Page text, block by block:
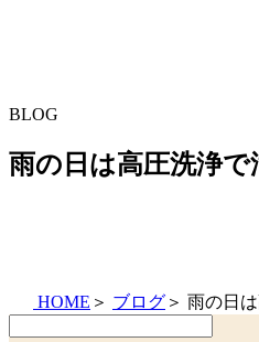
BLOG
雨の日は高圧洗浄で
HOME ＞ ブログ ＞ 雨の日